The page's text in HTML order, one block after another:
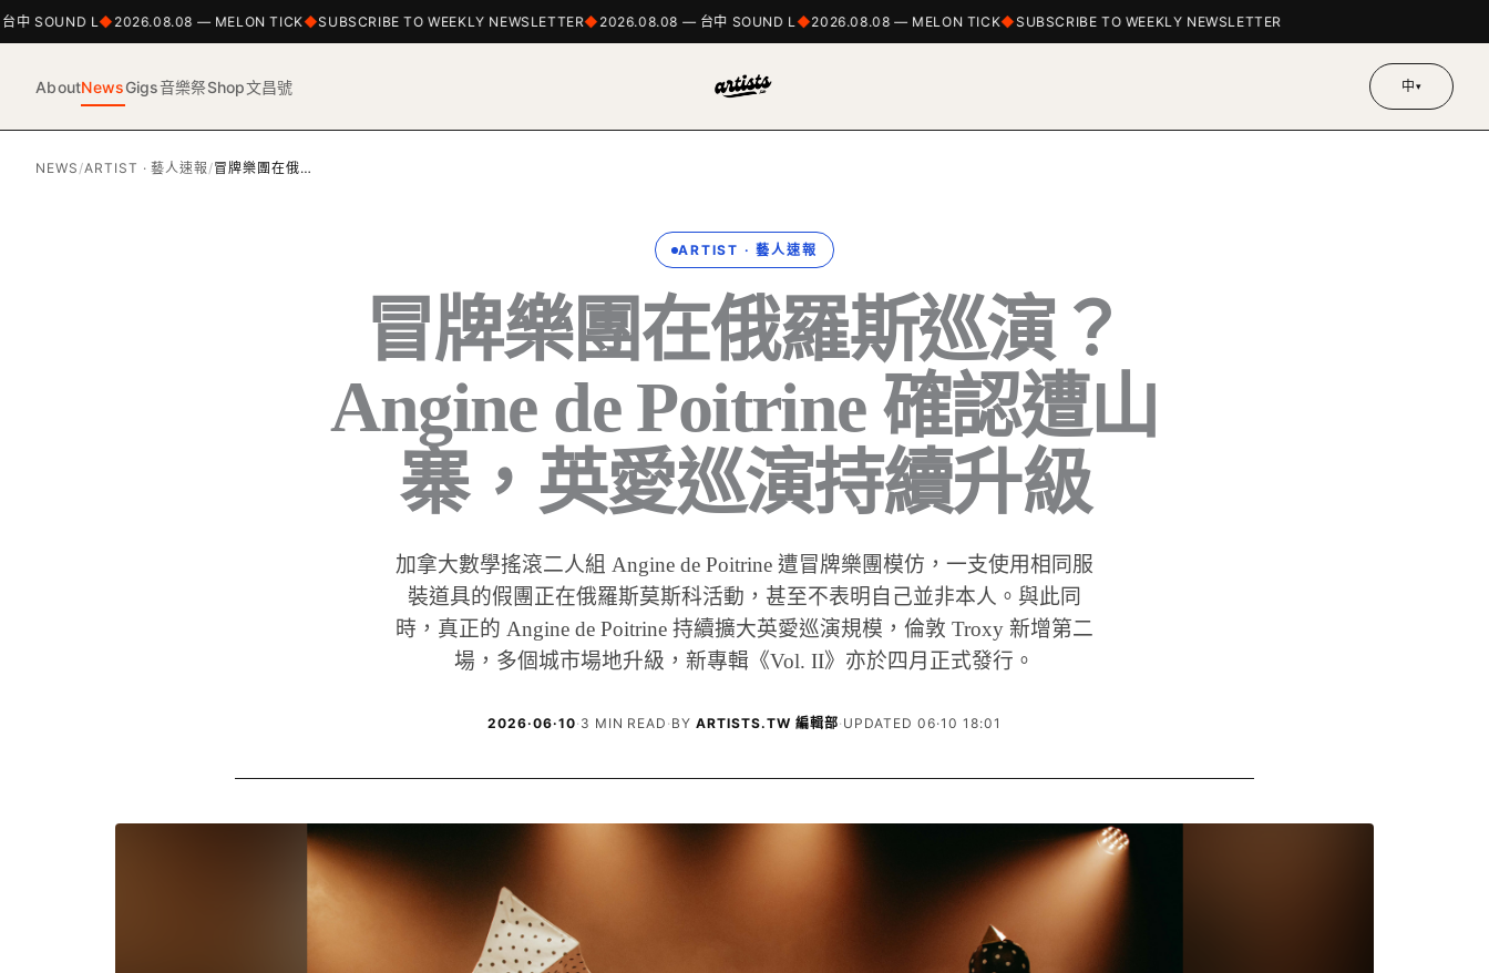
SOUND L 2026.08.08 — MELON TICK SUBSCRIBE TO WEEKLY NEWSLETTER 2026.08.08 — 台中 SOUND L 2026.08.08 — MELON TICK SUBSCRIBE TO WEEKLY NEWSLETTER
AboutNewsGigs音樂祭Shop文昌號 中▾
NEWS /ARTIST · 藝人速報 /冒牌樂團在俄…
ARTIST · 藝人速報
冒牌樂團在俄羅斯巡演？
Angine de Poitrine 確認遭山
寨，英愛巡演持續升級
加拿大數學搖滾二人組 Angine de Poitrine 遭冒牌樂團模仿，一支使用相同服
裝道具的假團正在俄羅斯莫斯科活動，甚至不表明自己並非本人。與此同
時，真正的 Angine de Poitrine 持續擴大英愛巡演規模，倫敦 Troxy 新增第二
場，多個城市場地升級，新專輯《Vol. II》亦於四月正式發行。
2026·06·10· 3 MIN READ · BYARTISTS.TW 編輯部· UPDATED 06·10 18:01